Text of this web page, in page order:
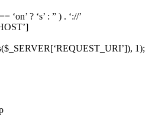
‘on’ ? ‘s’ : ” ) . ‘://’
1);